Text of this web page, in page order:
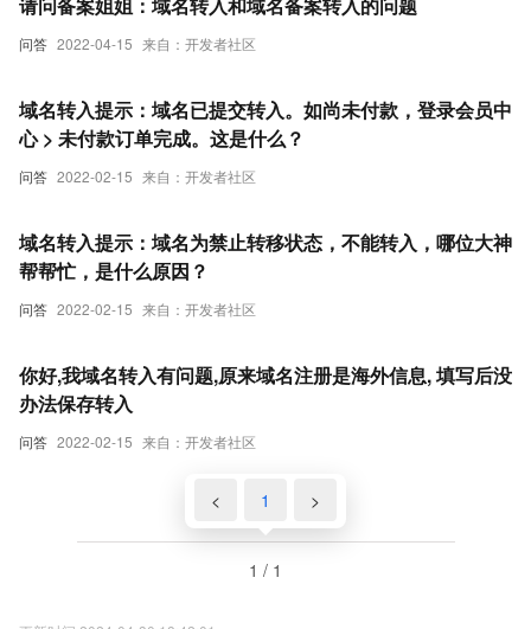
问答 2022-04-15 来自：开发者社区
问答 2022-02-15 来自：开发者社区
域名转入提示：域名已提交转入。如尚未付款，登录会员中
心 > 未付款订单完成。这是什么？
问答 2022-02-15 来自：开发者社区
域名转入提示：域名为禁止转移状态，不能转入，哪位大神
帮帮忙，是什么原因？
问答 2022-02-15 来自：开发者社区
你好,我域名转入有问题,原来域名注册是海外信息, 填写后没
办法保存转入
< 1 >
1 / 1